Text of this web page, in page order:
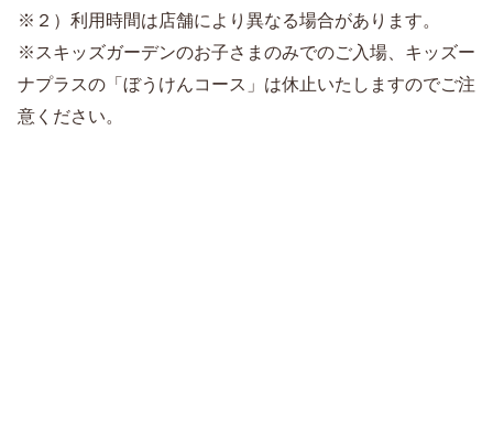
※２）利用時間は店舗により異なる場合があります。
※スキッズガーデンのお子さまのみでのご入場、キッズー
ナプラスの「ぼうけんコース」は休止いたしますのでご注
意ください。